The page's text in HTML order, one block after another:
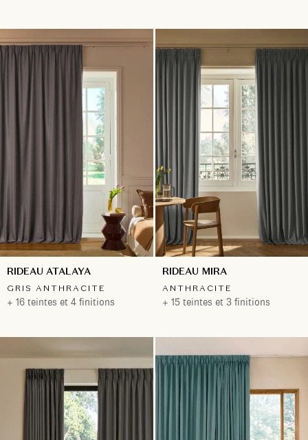
RIDEAU ATALAYA
GRIS ANTHRACITE
+ 16 teintes et 4 finitions
RIDEAU MIRA
ANTHRACITE
+ 15 teintes et 3 finitions